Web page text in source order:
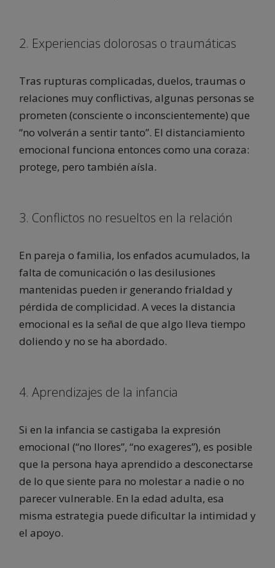
2. Experiencias dolorosas o traumáticas
Tras rupturas complicadas, duelos, traumas o
relaciones muy conflictivas, algunas personas se
prometen (consciente o inconscientemente) que
“no volverán a sentir tanto”. El distanciamiento
emocional funciona entonces como una coraza:
protege, pero también aísla.
3. Conflictos no resueltos en la relación
En pareja o familia, los enfados acumulados, la
falta de comunicación o las desilusiones
mantenidas pueden ir generando frialdad y
pérdida de complicidad. A veces la distancia
emocional es la señal de que algo lleva tiempo
doliendo y no se ha abordado.
4. Aprendizajes de la infancia
Si en la infancia se castigaba la expresión
emocional (“no llores”, “no exageres”), es posible
que la persona haya aprendido a desconectarse
de lo que siente para no molestar a nadie o no
parecer vulnerable. En la edad adulta, esa
misma estrategia puede dificultar la intimidad y
el apoyo.